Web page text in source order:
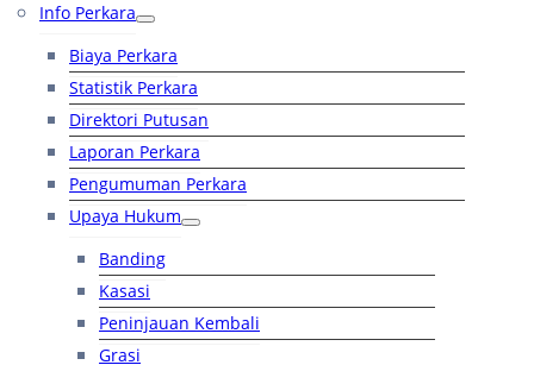
Info Perkara
Biaya Perkara
Statistik Perkara
Direktori Putusan
Laporan Perkara
Pengumuman Perkara
Upaya Hukum
Banding
Kasasi
Peninjauan Kembali
Grasi